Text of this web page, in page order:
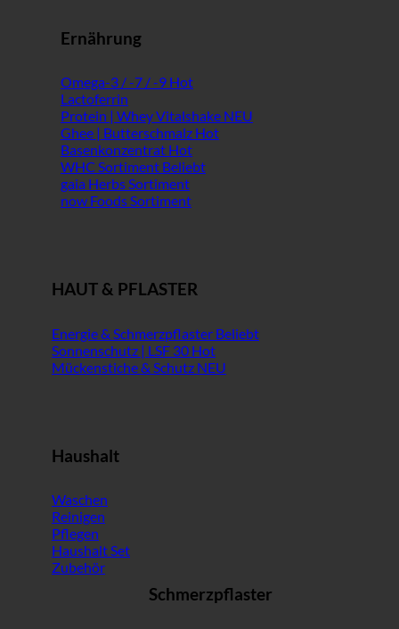
Ernährung
Omega-3 / -7 / -9
Lactoferrin
Protein | Whey Vitalshake
Ghee | Butterschmalz
Basenkonzentrat
WHC Sortiment
gaia Herbs Sortiment
now Foods Sortiment
HAUT & PFLASTER
Energie & Schmerzpflaster
Sonnenschutz | LSF 30
Mückenstiche & Schutz
Haushalt
Waschen
Reinigen
Pflegen
Haushalt Set
Zubehör
Schmerzpflaster